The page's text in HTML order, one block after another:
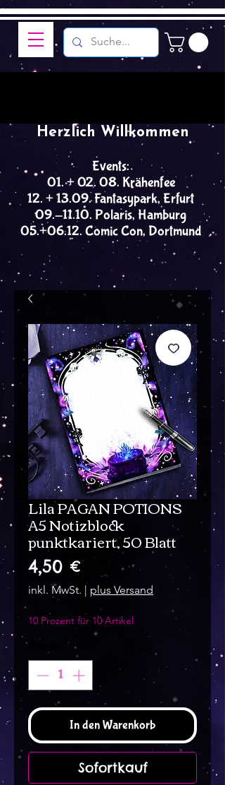
Events:
01. + 02. 08. Krähenfee
12. + 13.09. Fantasypark, Erfurt
09.-11.10. Polaris, Hamburg
05.+06.12. Comic Con, Dortmund
Herzlich Willkommen
Lila PAGAN POTIONS
A5 Notizblock
punktkariert, 50 Blatt
4,50 €Preis
inkl. MwSt. | plus Versand
10 Prozent für 10 Artikel
In den Warenkorb
Sofortkauf